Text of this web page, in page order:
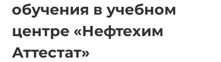
обучения в учебном
центре «Нефтехим
Аттестат»